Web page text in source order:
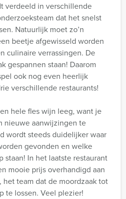
verdeeld in verschillende
dat het snelst
Natuurlijk moet zo’n
beetje afgewisseld worden
culinaire verrassingen. De
gespannen staan! Daarom
ook nog even heerlijk
verschillende restaurants!
hele fles wijn leeg, want je
nieuwe aanwijzingen te
wordt steeds duidelijker waar
gevonden en welke
staan! In het laatste restaurant
mooie prijs overhandigd aan
team dat de moordzaak tot
te lossen. Veel plezier!